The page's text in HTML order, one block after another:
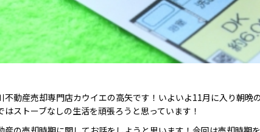
不動産売却専門店カウイエの高矢です！いよいよ11月に入り朝
はストーブなしの生活を頑張ろうと思っています！